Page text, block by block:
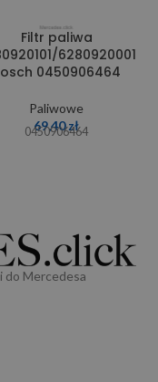
Filtr paliwa
6280920001
0450906464
Paliwowe
69,40zł
0450906464
do Mercedesa